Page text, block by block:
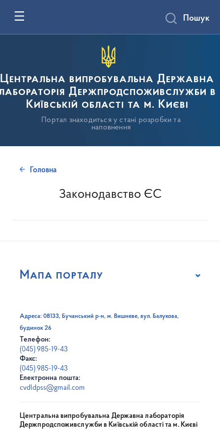
Центральна випробувальна Державна
Держпродспоживслужби в
Київській області та м. Києві
Портал знаходиться у стані розробки та
наповнення
Пошук
Головна
Законодавство ЄС
Мапа порталу
Адреса: 08133, Бучанський р-н, м. Вишневе, вул. Балукова,
будинок 26
Телефон:
(045) 985-19-43
Факс:
(045) 985-19-43
Електронна пошта:
cvdldpss@gmail.com
Центральна випробувальна Державна лабораторія
Держпродспоживслужби в Київській області та м. Києві